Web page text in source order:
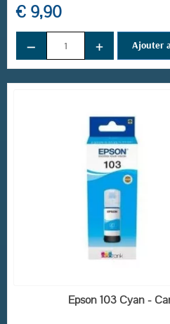
€ 9,90
− + Ajouter
EN
Epson 103 Cyan -